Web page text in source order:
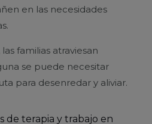
en las necesidades
familias atraviesan
se puede necesitar
para desenredar y aliviar.
de terapia y trabajo en